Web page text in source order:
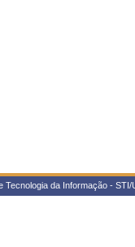
Tecnologia da Informação -